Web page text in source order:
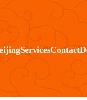
ServicesContact